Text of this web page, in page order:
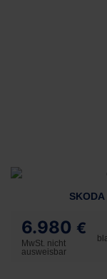
6.980 €
MwSt. nicht
ausweisbar